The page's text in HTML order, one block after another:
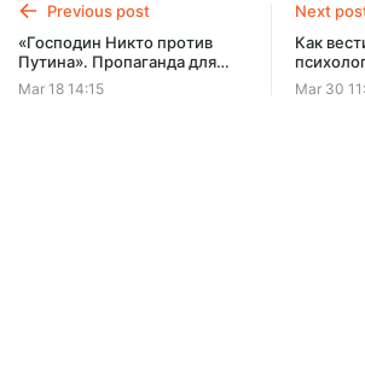
Previous post
«Господин Никто против
Путина». Пропаганда для
европейцев. Даю базу, как
не дать нассать себе в глаза
Mar 18 14:15
Next
Как
что
Mar 30